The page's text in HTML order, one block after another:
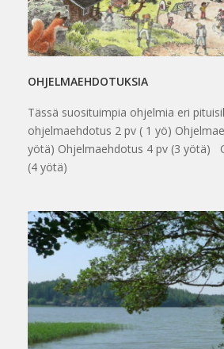
OHJELMAEHDOTUKSIA
Tässä suosituimpia ohjelmia eri
ohjelmaehdotus 2 pv ( 1 yö)
yötä) Ohjelmaehdotus 4 pv (3 yötä)
(4 yötä)